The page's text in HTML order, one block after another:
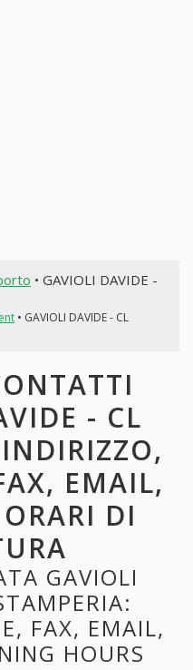
• GAVIOLI DAVIDE -
• GAVIOLI DAVIDE - CL
- CL
EMAIL,
DI
GAVIOLI
FAX, EMAIL,
HOURS